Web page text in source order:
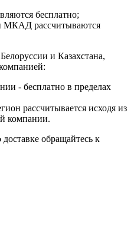
бесплатно;
МКАД рассчитываются
и Казахстана,
- бесплатно в пределах
рассчитывается исходя из
компании.
обращайтесь к